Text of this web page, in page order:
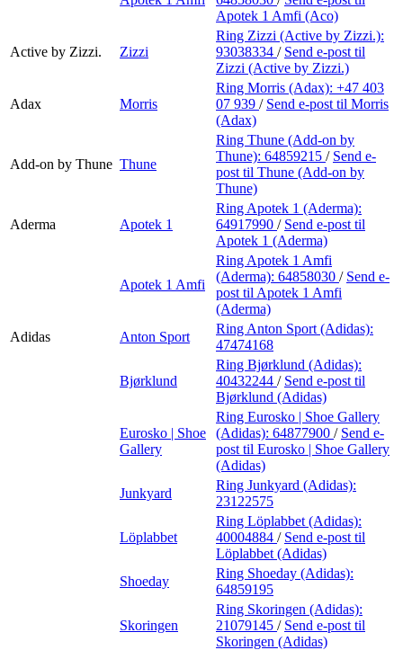
Apotek 1 Amfi (Aco)
Active by Zizzi. Zizzi
Ring Zizzi (Active by Zizzi.):
93038334 / Send e-post til
Zizzi (Active by Zizzi.)
Adax Morris
Ring Morris (Adax): +47 403
07 939 / Send e-post til Morris
(Adax)
Add-on by Thune Thune
Ring Thune (Add-on by
Thune): 64859215 / Send e-
post til Thune (Add-on by
Thune)
Aderma Apotek 1
Ring Apotek 1 (Aderma):
64917990 / Send e-post til
Apotek 1 (Aderma)
Apotek 1 Amfi
Ring Apotek 1 Amfi
(Aderma): 64858030 / Send e-
post til Apotek 1 Amfi
(Aderma)
Adidas
Anton Sport
Ring Anton Sport (Adidas):
47474168
Bjørklund
Ring Bjørklund (Adidas):
40432244 / Send e-post til
Bjørklund (Adidas)
Eurosko | Shoe
Gallery
Ring Eurosko | Shoe Gallery
(Adidas): 64877900 / Send e-
post til Eurosko | Shoe Gallery
(Adidas)
Junkyard
Ring Junkyard (Adidas):
23122575
Löplabbet
Ring Löplabbet (Adidas):
40004884 / Send e-post til
Löplabbet (Adidas)
Shoeday
Ring Shoeday (Adidas):
64859195
Skoringen
Ring Skoringen (Adidas):
21079145 / Send e-post til
Skoringen (Adidas)